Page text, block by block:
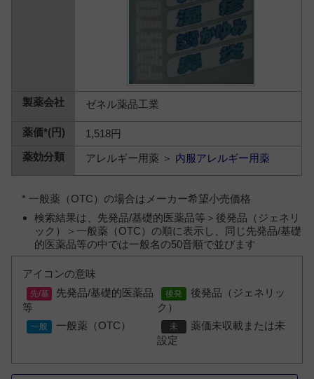
ゼネル薬品工業
1,518円
アレルギー用薬 ＞ 内服アレルギー用薬
* 一般薬（OTC）の場合はメーカー希望小売価格
検索結果は、先発品/基礎的医薬品等＞後発品（ジェネリ
ック）＞一般薬（OTC）の順に表示し、同じ先発品/基礎
的医薬品等の中では一般名の50音順で並びます
アイコンの意味
先発品/基礎的医薬品
等
後発品（ジェネリッ
ク）
一般薬（OTC）
薬価未収載または未
設定